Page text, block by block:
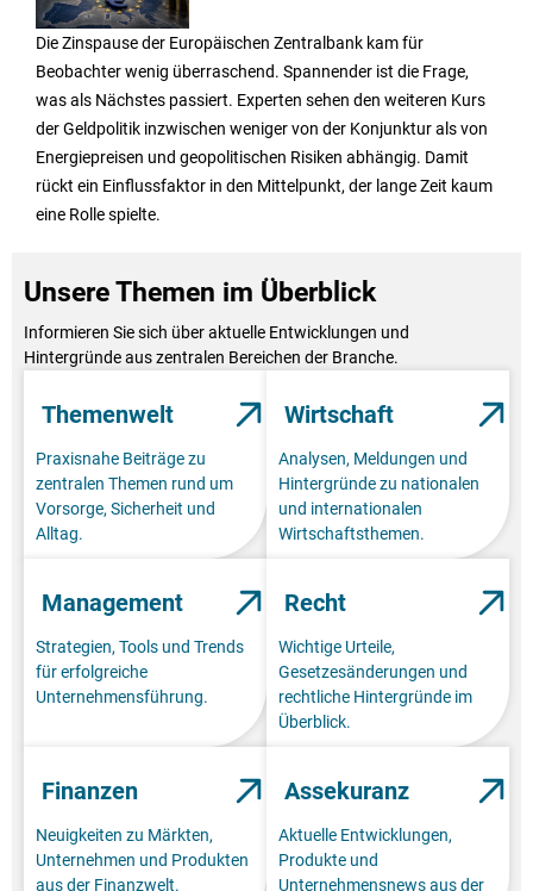
Die Zinspause der Europäischen Zentralbank kam für
Beobachter wenig überraschend. Spannender ist die Frage,
was als Nächstes passiert. Experten sehen den weiteren Kurs
der Geldpolitik inzwischen weniger von der Konjunktur als von
Energiepreisen und geopolitischen Risiken abhängig. Damit
rückt ein Einflussfaktor in den Mittelpunkt, der lange Zeit kaum
eine Rolle spielte.
Unsere Themen im Überblick
Informieren Sie sich über aktuelle Entwicklungen und
Hintergründe aus zentralen Bereichen der Branche.
Themenwelt
Praxisnahe Beiträge zu
zentralen Themen rund um
Vorsorge, Sicherheit und
Alltag.
Wirtschaft
Analysen, Meldungen und
Hintergründe zu nationalen
und internationalen
Wirtschaftsthemen.
Management
Strategien, Tools und Trends
für erfolgreiche
Unternehmensführung.
Recht
Wichtige Urteile,
Gesetzesänderungen und
rechtliche Hintergründe im
Überblick.
Finanzen
Neuigkeiten zu Märkten,
Unternehmen und Produkten
aus der Finanzwelt.
Assekuranz
Aktuelle Entwicklungen,
Produkte und
Unternehmensnews aus der